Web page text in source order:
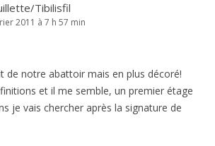
Tibilisfil
2011 à 7 h 57 min
de notre abattoir mais en plus décoré!
et il me semble, un premier étage
je vais chercher après la signature de